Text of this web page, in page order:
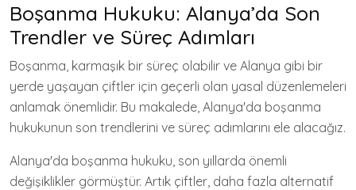
Boşanma Hukuku: Alanya’da Son
Trendler ve Süreç Adımları
Boşanma, karmaşık bir süreç olabilir ve Alanya gibi bir
yerde yaşayan çiftler için geçerli olan yasal düzenlemeleri
anlamak önemlidir. Bu makalede, Alanya'da boşanma
hukukunun son trendlerini ve süreç adımlarını ele alacağız.
Alanya'da boşanma hukuku, son yıllarda önemli
değişiklikler görmüştür. Artık çiftler, daha fazla alternatif